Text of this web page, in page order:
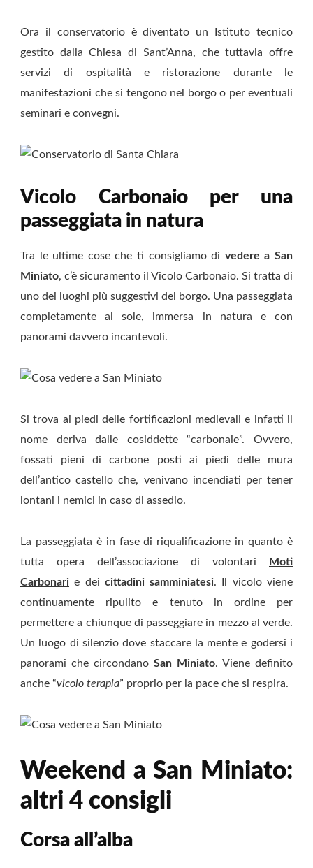
Ora il conservatorio è diventato un Istituto tecnico
gestito dalla Chiesa di Sant’Anna, che tuttavia offre
servizi di ospitalità e ristorazione durante le
manifestazioni che si tengono nel borgo o per eventuali
seminari e convegni.
Vicolo Carbonaio per una
passeggiata in natura
Tra le ultime cose che ti consigliamo di vedere a San
Miniato, c’è sicuramento il Vicolo Carbonaio. Si tratta di
uno dei luoghi più suggestivi del borgo. Una passeggiata
completamente al sole, immersa in natura e con
panorami davvero incantevoli.
Si trova ai piedi delle fortificazioni medievali e infatti il
nome deriva dalle cosiddette “carbonaie”. Ovvero,
fossati pieni di carbone posti ai piedi delle mura
dell’antico castello che, venivano incendiati per tener
lontani i nemici in caso di assedio.
La passeggiata è in fase di riqualificazione in quanto è
tutta opera dell’associazione di volontari
Moti
Carbonari e dei cittadini samminiatesi. Il vicolo viene
continuamente ripulito e tenuto in ordine per
permettere a chiunque di passeggiare in mezzo al verde.
Un luogo di silenzio dove staccare la mente e godersi i
panorami che circondano San Miniato. Viene definito
anche “vicolo terapia” proprio per la pace che si respira.
Weekend a San Miniato:
altri 4 consigli
Corsa all’alba